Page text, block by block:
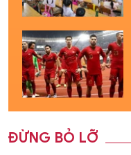
ĐỪNG BỎ LỠ